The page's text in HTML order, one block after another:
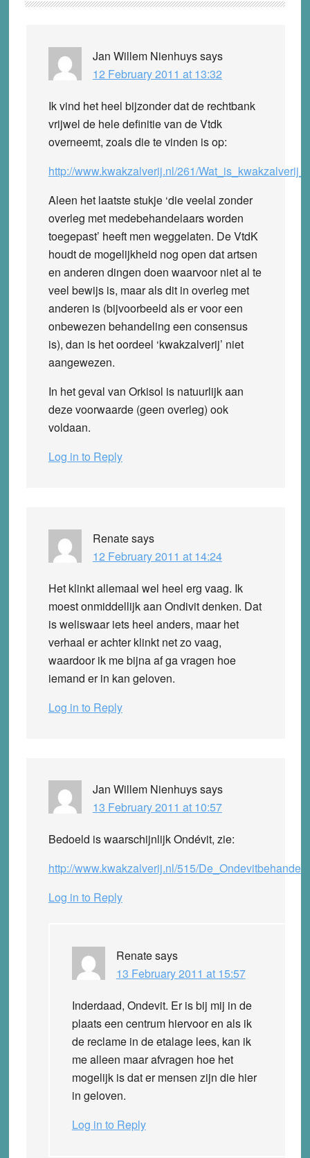
Interactions
Jan Willem Nienhuyssays
12 February 2011 at 13:32
Ik vind het heel bijzonder dat de rechtbank
vrijwel de hele definitie van de Vtdk
overneemt, zoals die te vinden is op:
http://www.kwakzalverij.nl/261/Wat_is_kwakzalverij_
Aleen het laatste stukje ‘die veelal zonder
overleg met medebehandelaars worden
toegepast’ heeft men weggelaten. De VtdK
houdt de mogelijkheid nog open dat artsen
en anderen dingen doen waarvoor niet al te
veel bewijs is, maar als dit in overleg met
anderen is (bijvoorbeeld als er voor een
onbewezen behandeling een consensus
is), dan is het oordeel ‘kwakzalverij’ niet
aangewezen.
In het geval van Orkisol is natuurlijk aan
deze voorwaarde (geen overleg) ook
voldaan.
Log in to Reply
Renatesays
12 February 2011 at 14:24
Het klinkt allemaal wel heel erg vaag. Ik
moest onmiddellijk aan Ondivit denken. Dat
is weliswaar iets heel anders, maar het
verhaal er achter klinkt net zo vaag,
waardoor ik me bijna af ga vragen hoe
iemand er in kan geloven.
Log in to Reply
Jan Willem Nienhuyssays
13 February 2011 at 10:57
Bedoeld is waarschijnlijk Ondévit, zie:
http://www.kwakzalverij.nl/515/
Log in to Reply
Renatesays
13 February 2011 at 15:57
Inderdaad, Ondevit. Er is bij mij in de
plaats een centrum hiervoor en als ik
de reclame in de etalage lees, kan ik
me alleen maar afvragen hoe het
mogelijk is dat er mensen zijn die hier
in geloven.
Log in to Reply